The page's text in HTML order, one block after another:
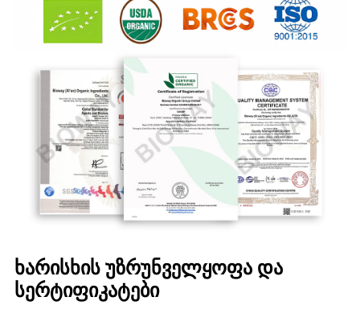
ხარისხის უზრუნველყოფა და
სერტიფიკატები